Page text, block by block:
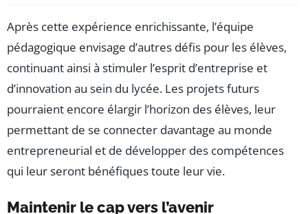
Après cette expérience enrichissante, l’équipe
pédagogique envisage d’autres défis pour les élèves,
continuant ainsi à stimuler l’esprit d’entreprise et
d’innovation au sein du lycée. Les projets futurs
pourraient encore élargir l’horizon des élèves, leur
permettant de se connecter davantage au monde
entrepreneurial et de développer des compétences
qui leur seront bénéfiques toute leur vie.
Maintenir le cap vers l’avenir